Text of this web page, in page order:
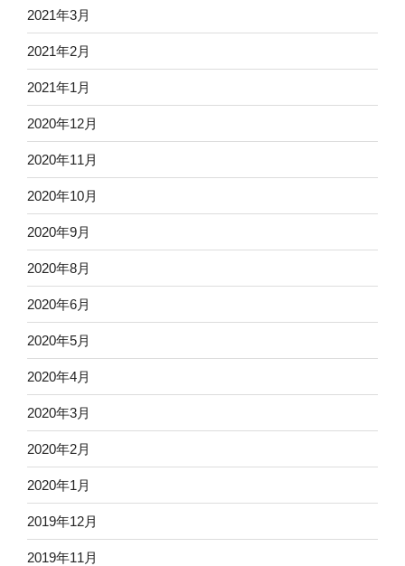
2021年3月
2021年2月
2021年1月
2020年12月
2020年11月
2020年10月
2020年9月
2020年8月
2020年6月
2020年5月
2020年4月
2020年3月
2020年2月
2020年1月
2019年12月
2019年11月